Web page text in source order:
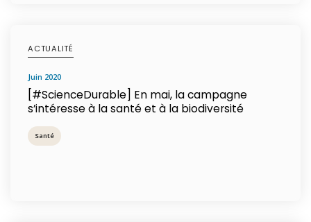
ACTUALITÉ
juin 2020
[#ScienceDurable] En mai, la campagne
s’intéresse à la santé et à la biodiversité
Santé